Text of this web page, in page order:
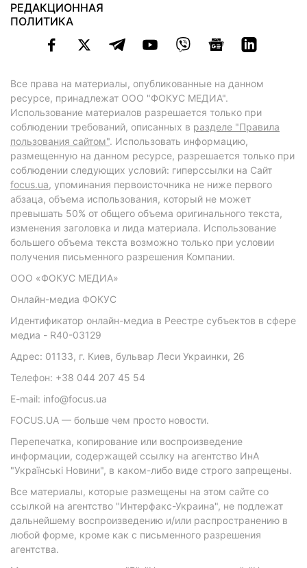
РЕДАКЦИОННАЯ
ПОЛИТИКА
Все права на материалы, опубликованные на данном
ресурсе, принадлежат ООО "ФОКУС МЕДИА".
Использование материалов разрешается только при
соблюдении требований, описанных в разделе "Правила
пользования сайтом". Использовать информацию,
размещенную на данном ресурсе, разрешается только при
соблюдении следующих условий: гиперссылки на Сайт
focus.ua, упоминания первоисточника не ниже первого
абзаца, объема использования, который не может
превышать 50% от общего объема оригинального текста,
изменения заголовка и лида материала. Использование
большего объема текста возможно только при условии
получения письменного разрешения Компании.
ООО «ФОКУС МЕДИА»
Онлайн-медиа ФОКУС
Идентификатор онлайн-медиа в Реестре субъектов в сфере
медиа - R40-03129
Адрес: 01133, г. Киев, бульвар Леси Украинки, 26
Телефон: +38 044 207 45 54
E-mail: info@focus.ua
FOCUS.UA — больше чем просто новости.
Перепечатка, копирование или воспроизведение
информации, содержащей ссылку на агентство ИнА
"Українські Новини", в каком-либо виде строго запрещены.
Все материалы, которые размещены на этом сайте со
ссылкой на агентство "Интерфакс-Украина", не подлежат
дальнейшему воспроизведению и/или распространению в
любой форме, кроме как с письменного разрешения
агентства.